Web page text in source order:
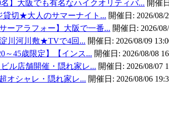
】大阪でも有名なハイクオリティバ... 開催
貸切★大人のサマーナイト... 開催日: 2026/08/
ーアラフォー】大阪で一番... 開催日: 2026/
川河川敷★TVで4回... 開催日: 2026/08/09
～45歳限定】【インス... 開催日: 2026/08/08
ル店舗開催・隠れ家レ... 開催日: 2026/08/07
オシャレ・隠れ家レ... 開催日: 2026/08/06